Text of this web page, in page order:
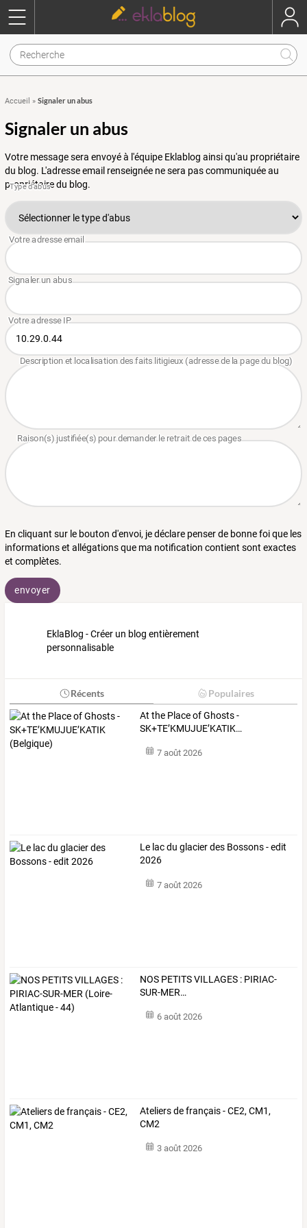
Accueil » Signaler un abus
Signaler un abus
Votre message sera envoyé à l'équipe Eklablog ainsi qu'au propriétaire
du blog. L'adresse email renseignée ne sera pas communiquée au
propriétaire du blog.
En cliquant sur le bouton d'envoi, je déclare penser de bonne foi que les
informations et allégations que ma notification contient sont exactes
et complètes.
envoyer
EklaBlog - Créer un blog entièrement
personnalisable
Récents Populaires
At the PlaceofGhosts-
SK+TE’KMUJUE’KATIK…
7 août 2026
Le lac du glacier des Bossons - edit
2026
7 août 2026
NOS PETITSVILLAGES : PIRIAC-
SUR-MER…
6 août 2026
Ateliers de français - CE2, CM1,
CM2
3 août 2026